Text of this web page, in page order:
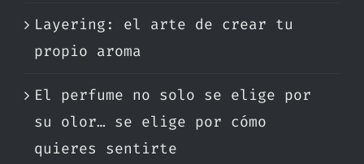
Layering: el arte de crear tu
propio aroma
El perfume no solo se elige por
su olor… se elige por cómo
quieres sentirte